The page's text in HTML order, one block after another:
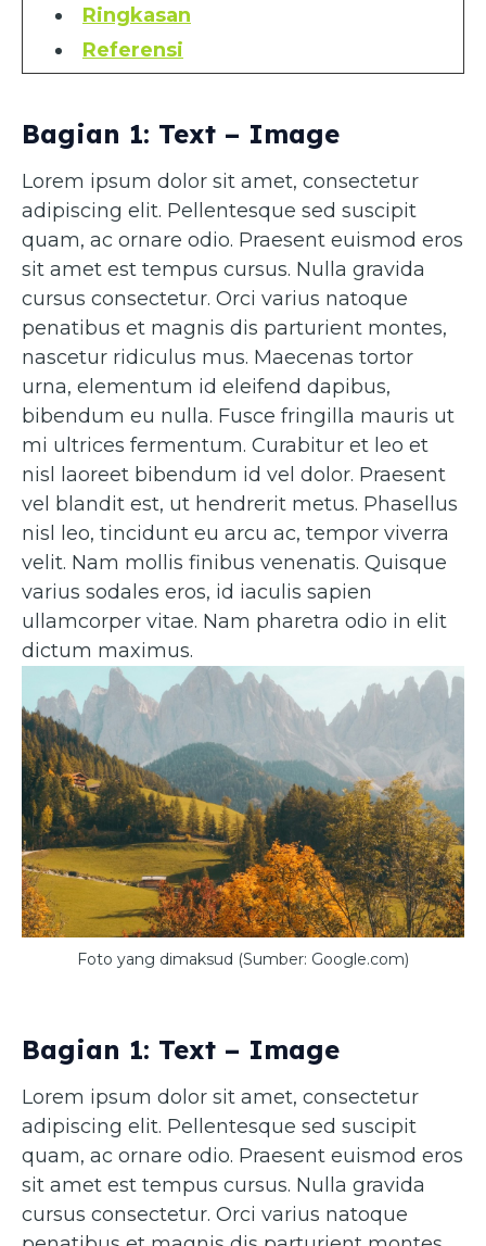
Ringkasan
Referensi
Bagian 1: Text – Image
Lorem ipsum dolor sit amet, consectetur
adipiscing elit. Pellentesque sed suscipit
quam, ac ornare odio. Praesent euismod eros
sit amet est tempus cursus. Nulla gravida
cursus consectetur. Orci varius natoque
penatibus et magnis dis parturient montes,
nascetur ridiculus mus. Maecenas tortor
urna, elementum id eleifend dapibus,
bibendum eu nulla. Fusce fringilla mauris ut
mi ultrices fermentum. Curabitur et leo et
nisl laoreet bibendum id vel dolor. Praesent
vel blandit est, ut hendrerit metus. Phasellus
nisl leo, tincidunt eu arcu ac, tempor viverra
velit. Nam mollis finibus venenatis. Quisque
varius sodales eros, id iaculis sapien
ullamcorper vitae. Nam pharetra odio in elit
dictum maximus.
Foto yang dimaksud (Sumber: Google.com)
Bagian 1: Text – Image
Lorem ipsum dolor sit amet, consectetur
adipiscing elit. Pellentesque sed suscipit
quam, ac ornare odio. Praesent euismod eros
sit amet est tempus cursus. Nulla gravida
cursus consectetur. Orci varius natoque